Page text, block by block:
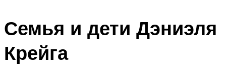
Семья и дети Дэниэля
Крейга